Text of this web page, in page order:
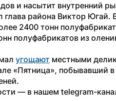
и насытит внутренний
глава района Виктор Югай.
2400 тонн
полуфабрикатов из
угощают местными
«Пятница», побывавший
— в нашем telegram-